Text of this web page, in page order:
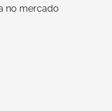
no mercado